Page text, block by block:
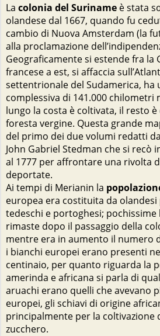
La colonia del Suriname è stata
olandese dal 1667, quando fu
cambio di Nuova Amsterdam (la
alla proclamazione
Geograficamente si estende fra la
francese a est, si affaccia
settentrionale del Sudamerica, ha
complessiva di 141.000 chilometri
lungo la costa è coltivata, il resto
foresta vergine. Questa grande
del primo dei due volumi redatti
John Gabriel Stedman che si recò
al 1777 per affrontare una rivolta
deportate.
Ai tempi di Merianin la
europea era costituita da
tedeschi e portoghesi; pochissime
rimaste dopo il passaggio della
mentre era in aumento il numero
i bianchi europei erano presenti
centinaio, per quanto riguarda la
amerinda e africana si parla di
aruachi erano quelli che avevano
europei, gli schiavi di origine
principalmente per la coltivazione
zucchero.